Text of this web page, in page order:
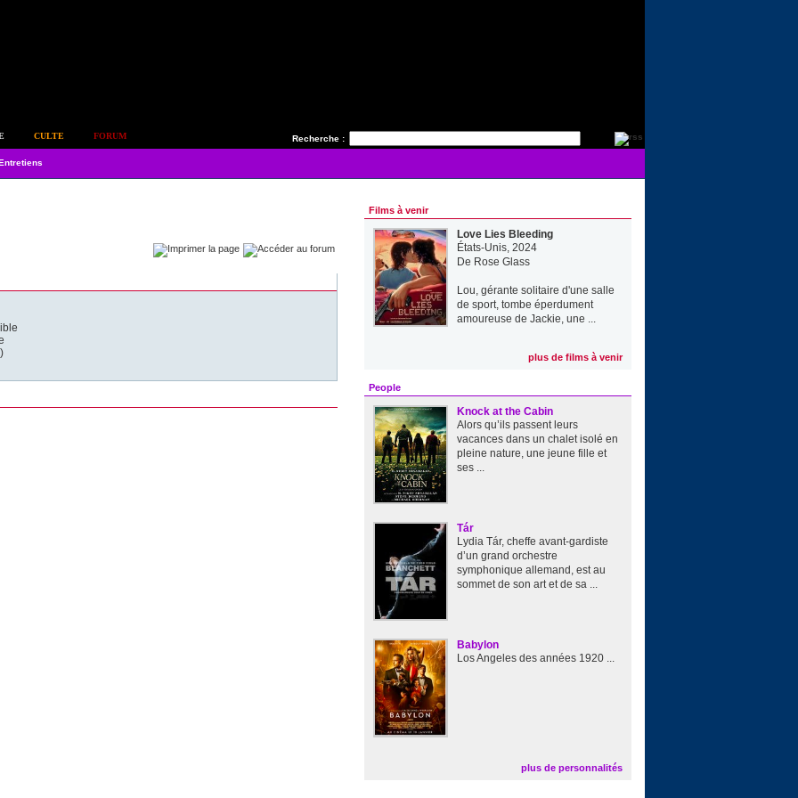
Recherche :
CULTE FORUM
Films à venir
Love Lies Bleeding
États-Unis, 2024
De Rose Glass
Lou, gérante solitaire d'une salle
de sport, tombe éperdument
amoureuse de Jackie, une ...
plus de films à venir
People
Knock at the Cabin
Alors qu’ils passent leurs
vacances dans un chalet isolé en
pleine nature, une jeune fille et
ses ...
Tár
Lydia Tár, cheffe avant-gardiste
d’un grand orchestre
symphonique allemand, est au
sommet de son art et de sa ...
Babylon
Los Angeles des années 1920 ...
plus de personnalités